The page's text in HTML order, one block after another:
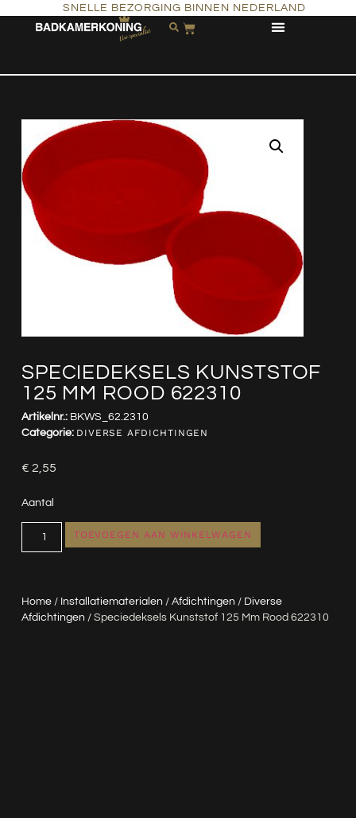
SNELLE BEZORGING BINNEN NEDERLAND
SPECIEDEKSELS KUNSTSTOF
125 MM ROOD 622310
Home/ Installatiematerialen / Afdichtingen / Diverse
Afdichtingen / Speciedeksels Kunststof 125 Mm Rood 622310
Artikelnr.: BKWS_62.2310
Categorie: DIVERSE AFDICHTINGEN
€ 2,55
Aantal
TOEVOEGEN AAN WINKELWAGEN